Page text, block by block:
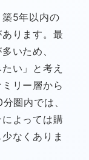
5年以内の
ります。最
いため、
い」と考え
リー層から
圏内では、
よっては購
なくありま